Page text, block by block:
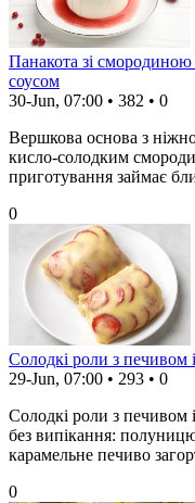
Панакота зі
соусом
30-Jun, 07:00 • 382 • 0
Вершкова основа з
кисло-солодким
приготування займає
0
Солодкі роли з печивом
29-Jun, 07:00 • 293 • 0
Солодкі роли з печивом
без випікання:
карамельне печиво
0